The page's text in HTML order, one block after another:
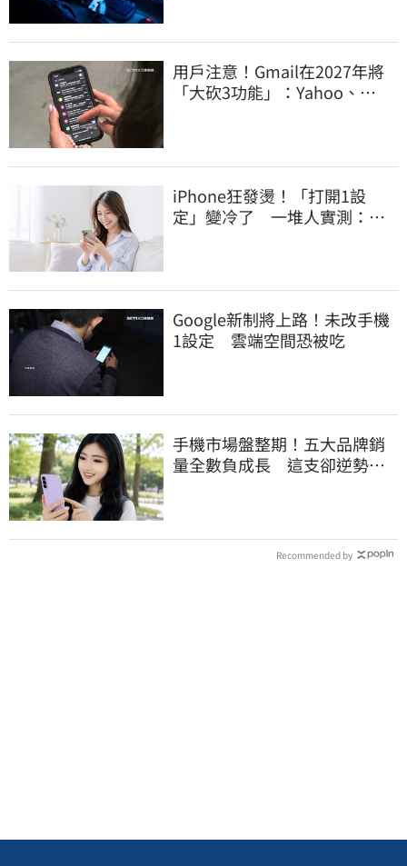
用戶注意！Gmail在2027年將
「大砍3功能」：Yahoo、
iPhone狂發燙！「打開1設
定」變冷了 一堆人實測：降
Google新制將上路！未改手機
1設定 雲端空間恐被吃
手機市場盤整期！五大品牌銷
量全數負成長 這支卻逆勢暴
Recommended by